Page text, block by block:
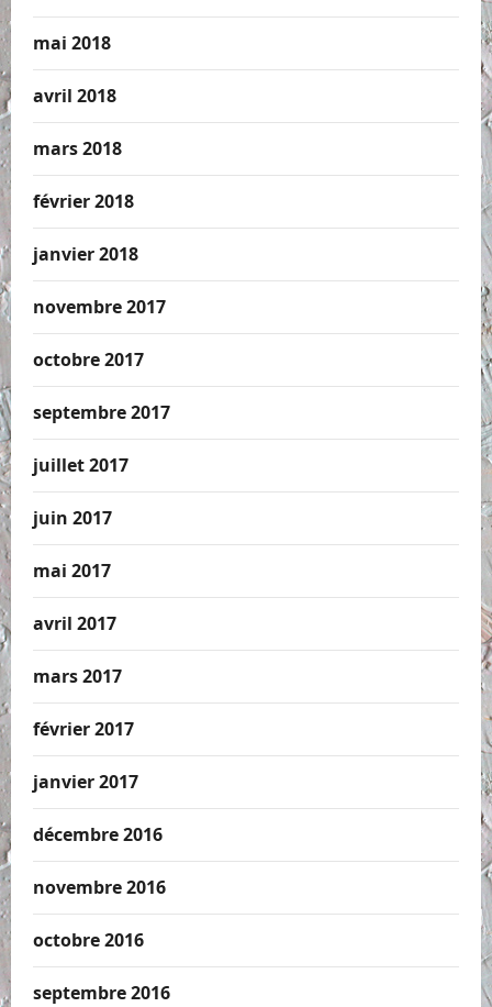
mai 2018
avril 2018
mars 2018
février 2018
janvier 2018
novembre 2017
octobre 2017
septembre 2017
juillet 2017
juin 2017
mai 2017
avril 2017
mars 2017
février 2017
janvier 2017
décembre 2016
novembre 2016
octobre 2016
septembre 2016